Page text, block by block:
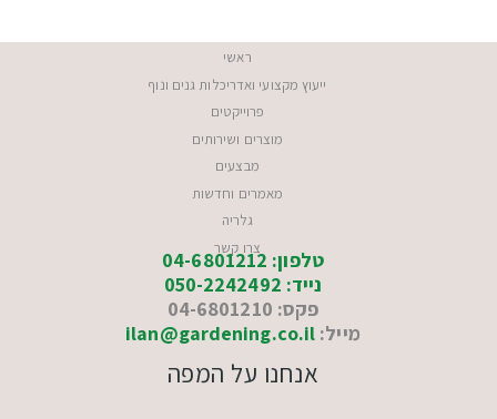
ראשי
ייעוץ מקצועי ואדריכלות גנים ונוף
פרוייקטים
מוצרים ושירותים
מבצעים
מאמרים וחדשות
גלריה
צרו קשר
טלפון: 04-6801212
נייד: 050-2242492
פקס: 04-6801210
מייל: ilan@gardening.co.il
אנחנו על המפה